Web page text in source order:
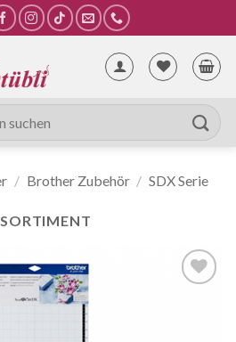
/ Brother Zubehör / SDX Serie
SORTIMENT